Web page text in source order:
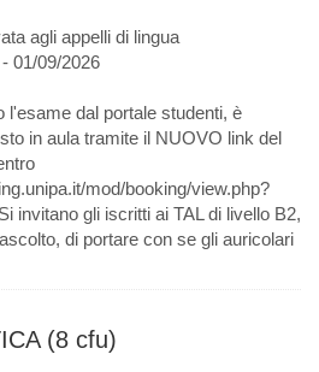
agli appelli di lingua
01/09/2026
l'esame dal portale studenti, è
in aula tramite il NUOVO link del
mod/booking/view.php?
invitano gli iscritti ai TAL di livello B2,
di portare con se gli auricolari
(8 cfu)